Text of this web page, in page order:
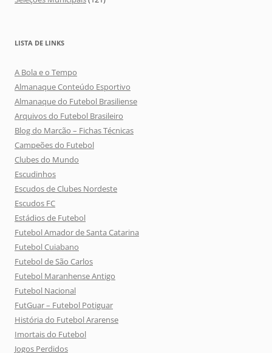
LISTA DE LINKS
A Bola e o Tempo
Almanaque Conteúdo Esportivo
Almanaque do Futebol Brasiliense
Arquivos do Futebol Brasileiro
Blog do Marcão – Fichas Técnicas
Campeões do Futebol
Clubes do Mundo
Escudinhos
Escudos de Clubes Nordeste
Escudos FC
Estádios de Futebol
Futebol Amador de Santa Catarina
Futebol Cuiabano
Futebol de São Carlos
Futebol Maranhense Antigo
Futebol Nacional
FutGuar – Futebol Potiguar
História do Futebol Ararense
Imortais do Futebol
Jogos Perdidos